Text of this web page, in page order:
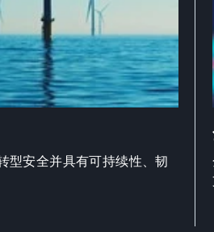
型安全并具有可持续性、韧